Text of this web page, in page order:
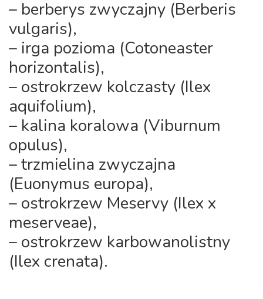
– berberys zwyczajny (Berberis
vulgaris),
– irga pozioma (Cotoneaster
horizontalis),
– ostrokrzew kolczasty (Ilex
aquifolium),
– kalina koralowa (Viburnum
opulus),
– trzmielina zwyczajna
(Euonymus europa),
– ostrokrzew Meservy (Ilex x
meserveae),
– ostrokrzew karbowanolistny
(Ilex crenata).